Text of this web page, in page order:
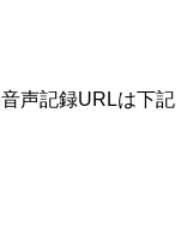
声記録URLは下記